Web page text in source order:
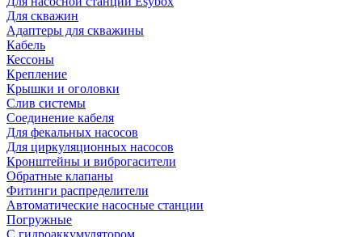
Для скважин
Адаптеры для скважины
Кабель
Кессоны
Крепление
Крышки и оголовки
Слив системы
Соединение кабеля
Для фекальных насосов
Для циркуляционных насосов
Кронштейны и виброгасители
Обратные клапаны
Фитинги распределители
Автоматические насосные станции
Погружные
С гидроаккумулятором